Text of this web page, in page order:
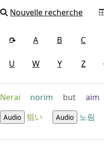
Nouvelle recherche
A B C
U W Y Z
Nerai norim but aim
Audio 狙い Audio 노림